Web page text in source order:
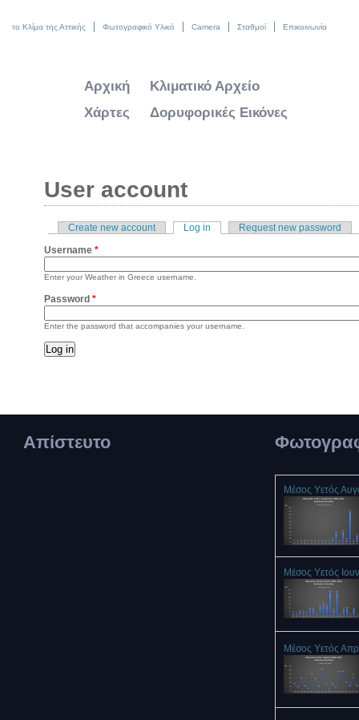
το Κλίμα της Αττικής Φωτογραφικό Υλικό Camera Σταθμοί Επικοινωνία
Αρχική
Κλιματικό Αρχείο
Χάρτες
Δορυφορικές Εικόνες
User account
Primary tabs
Create new account Log in (active tab)Request new password
Username *
Enter your Weather in Greece username.
Password *
Enter the password that accompanies your username.
Απίστευτο
Μέσος Υετός
Μέσος Υετός
Μέσος Υετός